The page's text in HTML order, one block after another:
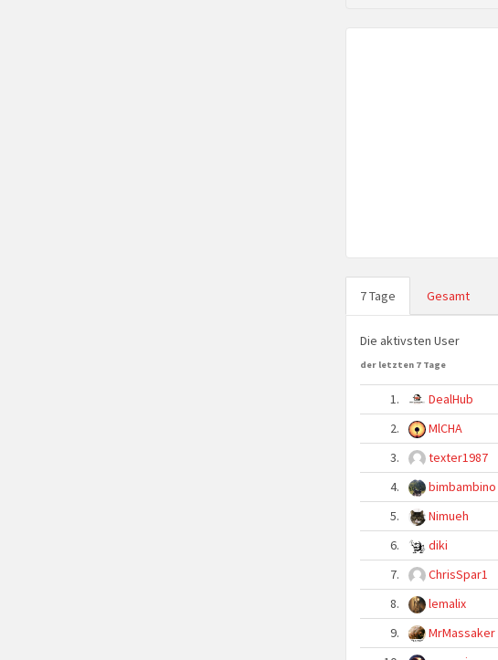
7 Tage Gesamt
Die aktivsten User
der letzten 7 Tage
1. DealHub
2.
MlCHA
3.
texter1987
4.
bimbambino
5.
Nimueh
6.
diki
7.
ChrisSpar1
8.
lemalix
9.
MrMassaker